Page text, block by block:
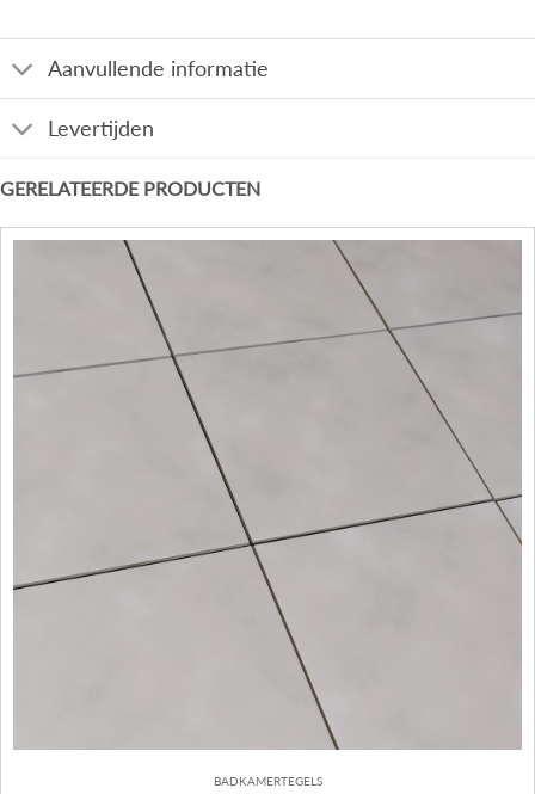
Aanvullende informatie
Levertijden
GERELATEERDE PRODUCTEN
BADKAMERTEGELS